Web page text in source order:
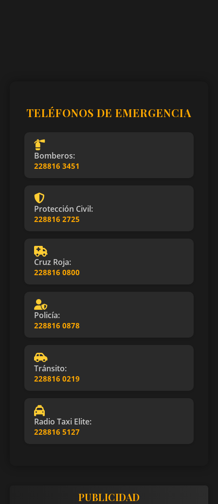
TELÉFONOS DE EMERGENCIA
Bomberos:
228816 3451
Protección Civil:
228816 2725
Cruz Roja:
228816 0800
Policía:
228816 0878
Tránsito:
228816 0219
Radio Taxi Elite:
228816 5127
PUBLICIDAD